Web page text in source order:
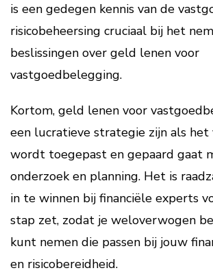
is een gedegen kennis van de
risicobeheersing cruciaal bij het
beslissingen over geld lenen voor
vastgoedbelegging.
Kortom, geld lenen voor
een lucratieve strategie zijn als het
wordt toegepast en gepaard gaat
onderzoek en planning. Het is
in te winnen bij financiële experts
stap zet, zodat je weloverwogen
kunt nemen die passen bij jouw
en risicobereidheid.